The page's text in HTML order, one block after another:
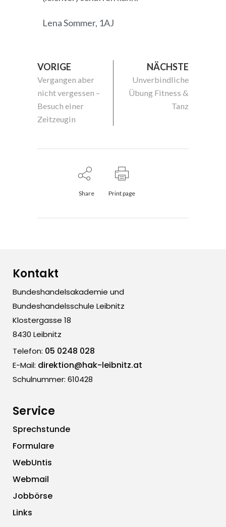
Lena Sommer, 1AJ
VORIGE
Vergangen aber
nicht vergessen –
Besuch einer
Zeitzeugin
NÄCHSTE
Unverbindliche
Übung Fitness &
Tanz
Share Print page
Kontakt
Bundeshandelsakademie und
Bundeshandelsschule Leibnitz
Klostergasse 18
8430 Leibnitz
Telefon: 05 0248 028
E-Mail: direktion@hak-leibnitz.at
Schulnummer: 610428
Service
Sprechstunde
Formulare
WebUntis
Webmail
Jobbörse
Links